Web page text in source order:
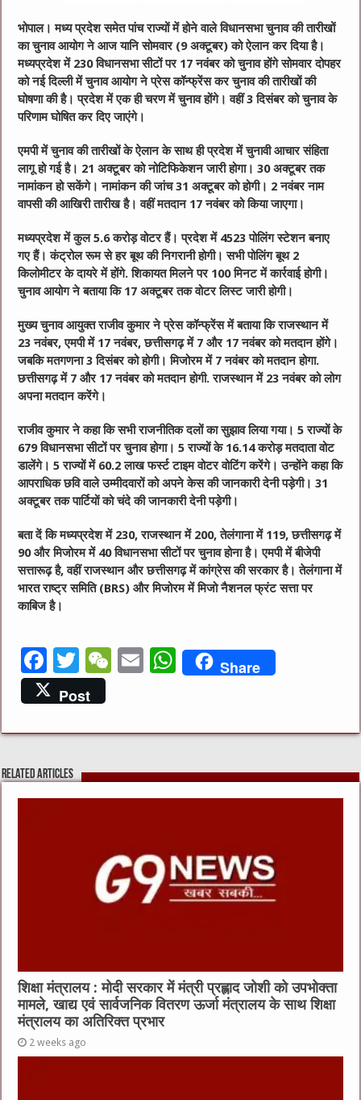
भोपाल।मध्य प्रदेश समेत पांच राज्यों में होने वाले विधानसभा चुनाव की तारीखों
का चुनाव आयोग ने आज यानि सोमवार (9 अक्टूबर) को ऐलान कर दिया है।
मध्यप्रदेश में 230 विधानसभा सीटों पर 17 नवंबर को चुनाव होंगे सोमवार दोपहर
को नई दिल्‍ली में चुनाव आयोग ने प्रेस कॉन्फ्रेंस कर चुनाव की तारीखों की
घोषणा की है। प्रदेश में एक ही चरण में चुनाव होंगे। वहीं 3 दिसंबर को चुनाव के
परिणाम घोषित कर दिए जाएंगे।
एमपी में चुनाव की तारीखों के ऐलान के साथ ही प्रदेश में चुनावी आचार संहिता
लागू हो गई है। 21 अक्टूबर को नोटिफिकेशन जारी होगा। 30 अक्टूबर तक
नामांकन हो सकेंगे। नामांकन की जांच 31 अक्टूबर को होगी। 2 नवंबर नाम
वापसी की आखिरी तारीख है। वहीं मतदान 17 नवंबर को किया जाएगा।
मध्यप्रदेश में कुल 5.6 करोड़ वोटर हैं। प्रदेश में 4523 पोलिंग स्टेशन बनाए
गए हैं। कंट्रोल रूम से हर बूथ की निगरानी होगी। सभी पोलिंग बूथ 2
किलोमीटर के दायरे में होंगे. शिकायत मिलने पर 100 मिनट में कार्रवाई होगी।
चुनाव आयोग ने बताया कि 17 अक्टूबर तक वोटर लिस्ट जारी होगी।
मुख्य चुनाव आयुक्त राजीव कुमार ने प्रेस कॉन्फ्रेंस में बताया कि राजस्थान में
23 नवंबर, एमपी में 17 नवंबर, छत्तीसगढ़ में 7 और 17 नवंबर को मतदान होंगे।
जबकि मतगणना 3 दिसंबर को होगी। मिजोरम में 7 नवंबर को मतदान होगा.
छत्तीसगढ़ में 7 और 17 नवंबर को मतदान होगी. राजस्थान में 23 नवंबर को लोग
अपना मतदान करेंगे।
राजीव कुमार ने कहा कि सभी राजनीतिक दलों का सुझाव लिया गया। 5 राज्यों के
679 विधानसभा सीटों पर चुनाव होगा। 5 राज्यों के 16.14 करोड़ मतदाता वोट
डालेंगे। 5 राज्यों में 60.2 लाख फर्स्ट टाइम वोटर वोटिंग करेंगे। उन्होंने कहा कि
आपराधिक छवि वाले उम्मीदवारों को अपने केस की जानकारी देनी पड़ेगी। 31
अक्टूबर तक पार्टियों को चंदे की जानकारी देनी पड़ेगी।
बता दें कि मध्यप्रदेश में 230, राजस्थान में 200, तेलंगाना में 119, छत्तीसगढ़ में
90 और मिजोरम में 40 विधानसभा सीटों पर चुनाव होना है। एमपी में बीजेपी
सत्तारूढ़ है, वहीं राजस्थान और छत्तीसगढ़ में कांग्रेस की सरकार है। तेलंगाना में
भारत राष्ट्र समिति (BRS) और मिजोरम में मिजो नैशनल फ्रंट सत्ता पर
काबिज है।
F
a
c
e
b
o
T
w
it
te
W
h
E
l
W
s
p
Share
Post
Related Articles
शिक्षा मंत्रालय : मोदी सरकार में मंत्री प्रह्लाद जोशी को उपभोक्ता
मामले, खाद्य एवं सार्वजनिक वितरण ऊर्जा मंत्रालय के साथ शिक्षा
मंत्रालय का अतिरिक्त प्रभार
2 weeks ago